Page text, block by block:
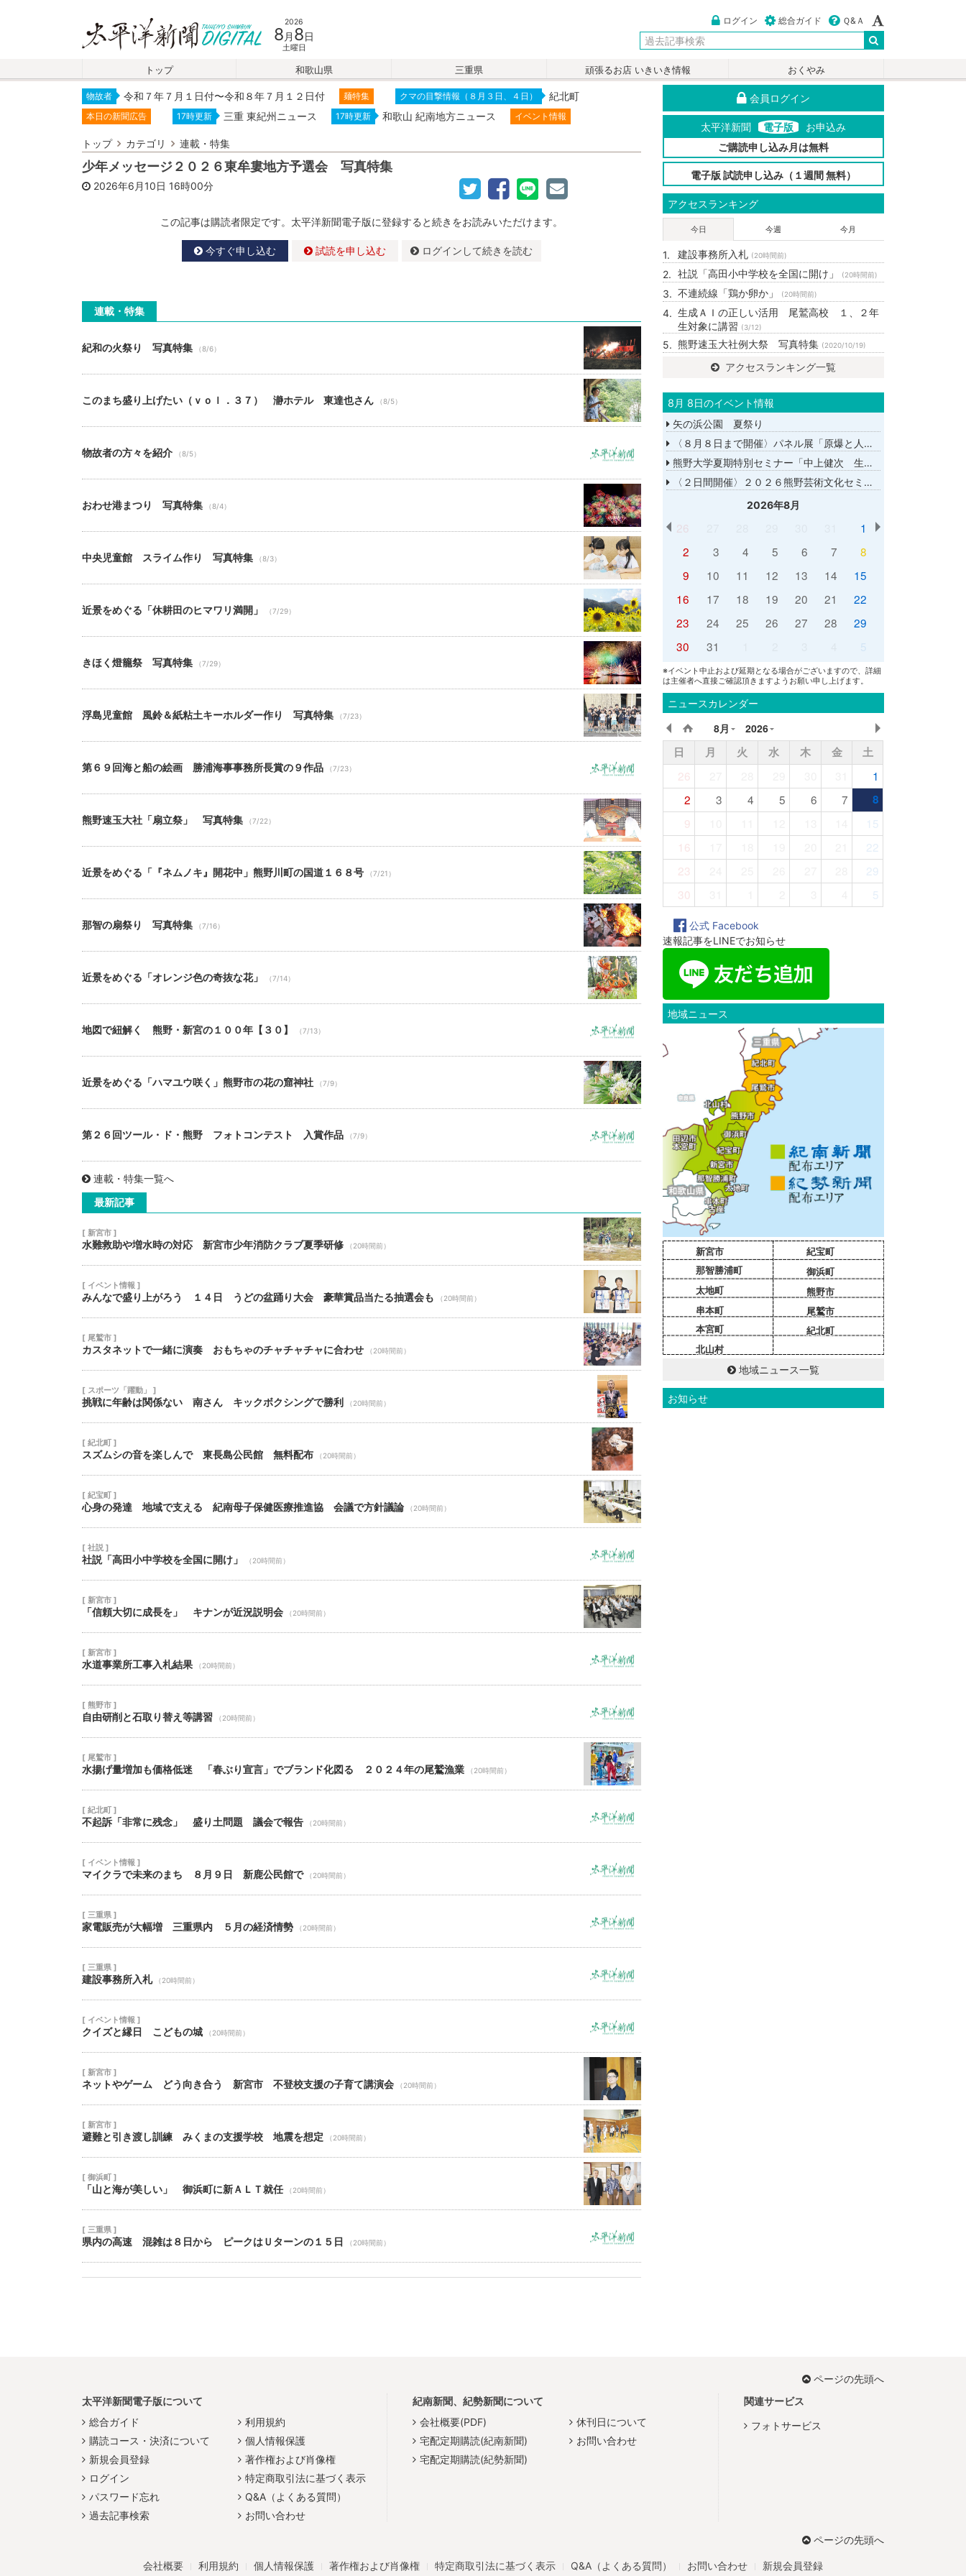
2026
8 月 8日
土曜日
ログイン 総合ガイド Ｑ&Ａ
トップ 和歌山県 三重県 頑張るお店 いきいき情報 おくやみ
物故者 令和７年７月１日付〜令和８年７月１２日付 麺特集 クマの目撃情報（８月３日、４日） 紀北町
本日の新聞広告 17時更新 三重 東紀州ニュース 17時更新 和歌山 紀南地方ニュース イベント情報
トップ カテゴリ 連載・特集
少年メッセージ２０２６東牟婁地方予選会 写真特集
2026年6月10日 16時00分
この記事は購読者限定です。太平洋新聞電子版に登録すると続きをお読みいただけます。
今すぐ申し込む 試読を申し込む ログインして続きを読む
連載・特集
紀和の火祭り 写真特集 （8/6）
このまち盛り上げたい（ｖｏｌ．３７） 瀞ホテル 東達也さん （8/5）
物故者の方々を紹介 （8/5）
おわせ港まつり 写真特集 （8/4）
中央児童館 スライム作り 写真特集 （8/3）
近景をめぐる「休耕田のヒマワリ満開」 （7/29）
きほく燈籠祭 写真特集 （7/29）
浮島児童館 風鈴＆紙粘土キーホルダー作り 写真特集 （7/23）
第６９回海と船の絵画 勝浦海事事務所長賞の９作品 （7/23）
熊野速玉大社「扇立祭」 写真特集 （7/22）
近景をめぐる「『ネムノキ』開花中」熊野川町の国道１６８号 （7/21）
那智の扇祭り 写真特集 （7/16）
近景をめぐる「オレンジ色の奇抜な花」 （7/14）
地図で紐解く 熊野・新宮の１００年【３０】 （7/13）
近景をめぐる「ハマユウ咲く」熊野市の花の窟神社 （7/9）
第２６回ツール・ド・熊野 フォトコンテスト 入賞作品 （7/9）
連載・特集一覧へ
最新記事
[ 新宮市 ]
水難救助や増水時の対応 新宮市少年消防クラブ夏季研修 （20時間前）
[ イベント情報 ]
みんなで盛り上がろう １４日 うどの盆踊り大会 豪華賞品当たる抽選会も （20時間前）
[ 尾鷲市 ]
カスタネットで一緒に演奏 おもちゃのチャチャチャに合わせ （20時間前）
[ スポーツ「躍動」 ]
挑戦に年齢は関係ない 南さん キックボクシングで勝利 （20時間前）
[ 紀北町 ]
スズムシの音を楽しんで 東長島公民館 無料配布 （20時間前）
[ 紀宝町 ]
心身の発達 地域で支える 紀南母子保健医療推進協 会議で方針議論 （20時間前）
[ 社説 ]
社説「高田小中学校を全国に開け」 （20時間前）
[ 新宮市 ]
「信頼大切に成長を」 キナンが近況説明会 （20時間前）
[ 新宮市 ]
水道事業所工事入札結果 （20時間前）
[ 熊野市 ]
自由研削と石取り替え等講習 （20時間前）
[ 尾鷲市 ]
水揚げ量増加も価格低迷 「春ぶり宣言」でブランド化図る ２０２４年の尾鷲漁業 （20時間前）
[ 紀北町 ]
不起訴「非常に残念」 盛り土問題 議会で報告 （20時間前）
[ イベント情報 ]
マイクラで未来のまち ８月９日 新鹿公民館で （20時間前）
[ 三重県 ]
家電販売が大幅増 三重県内 ５月の経済情勢 （20時間前）
[ 三重県 ]
建設事務所入札 （20時間前）
[ イベント情報 ]
クイズと縁日 こどもの城 （20時間前）
[ 新宮市 ]
ネットやゲーム どう向き合う 新宮市 不登校支援の子育て講演会 （20時間前）
[ 新宮市 ]
避難と引き渡し訓練 みくまの支援学校 地震を想定 （20時間前）
[ 御浜町 ]
「山と海が美しい」 御浜町に新ＡＬＴ就任 （20時間前）
[ 三重県 ]
県内の高速 混雑は８日から ピークはＵターンの１５日 （20時間前）
会員ログイン
太平洋新聞 電子版
お申込み
ご購読申し込み月は無料
電子版 試読申し込み（１週間 無料）
アクセスランキング
今日 今週 今月
建設事務所入札 (20時間前)
社説「高田小中学校を全国に開け」 (20時間前)
不連続線「鶏か卵か」 (20時間前)
生成ＡＩの正しい活用 尾鷲高校 １、２年
生対象に講習 (3/12)
熊野速玉大社例大祭 写真特集 (2020/10/19)
アクセスランキング一覧
8月 8日のイベント情報
矢の浜公園 夏祭り
〈８月８日まで開催〉パネル展「原爆と人間展」
熊野大学夏期特別セミナー「中上健次 生誕８０年－時代へのまなざし－」
〈２日間開催〉２０２６熊野芸術文化セミナー
2026年8月
26
1
2
3 4 5 6 7
8
9
10 11 12 13 14
15
16
17 18 19 20 21
22
23
24 25 26 27 28
29
30
31 5
※イベント中止および延期となる場合がございますので、詳細
は主催者へ直接ご確認頂きますようお願い申し上げます。
ニュースカレンダー
8月 2026
日 月 火 水 木 金
土
26
1
2
3 4 5 6 7
8
9
15
16
22
23
29
30
5
公式 Facebook
速報記事をLINEでお知らせ
地域ニュース
新宮市
那智勝浦町
太地町
串本町
本宮町
北山村
紀宝町
御浜町
熊野市
尾鷲市
紀北町
地域ニュース一覧
お知らせ
ページの先頭へ
太平洋新聞電子版について
総合ガイド
購読コース・決済について
新規会員登録
ログイン
パスワード忘れ
過去記事検索
利用規約
個人情報保護
著作権および肖像権
特定商取引法に基づく表示
Q&A（よくある質問）
お問い合わせ
紀南新聞、紀勢新聞について
会社概要(PDF)
宅配定期購読(紀南新聞)
宅配定期購読(紀勢新聞)
休刊日について
お問い合わせ
関連サービス
フォトサービス
ページの先頭へ
会社概要 利用規約 個人情報保護 著作権および肖像権 特定商取引法に基づく表示 Q&A（よくある質問） お問い合わせ 新規会員登録